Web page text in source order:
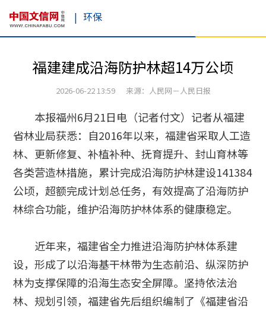
| 环保
福建建成沿海防护林超14万公顷
2026-06-22 13:59 来源：人民网－人民日报
本报福州6月21日电（记者付文）记者从福建
省林业局获悉：自2016年以来，福建省采取人工造
林、更新修复、补植补种、抚育提升、封山育林等
各类营造林措施，累计完成沿海防护林建设141384
公顷，超额完成计划总任务，有效提高了沿海防护
林综合功能，维护沿海防护林体系的健康稳定。
近年来，福建省全力推进沿海防护林体系建
设，形成了以沿海基干林带为生态前沿、纵深防护
林为支撑保障的沿海生态安全屏障。坚持依法治
林、规划引领，福建省先后组织编制了《福建省沿